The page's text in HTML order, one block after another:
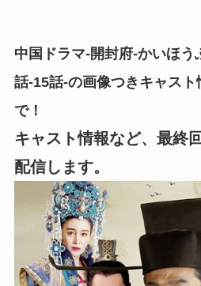
中国ドラマ-開封府-かいほう
話-15話-の画像つきキャスト
で！
キャスト情報など、最終
配信します。